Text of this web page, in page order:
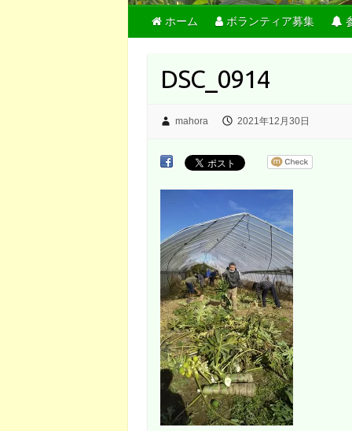
ホーム ボランティア募集
DSC_0914
mahora 2021年12月30日